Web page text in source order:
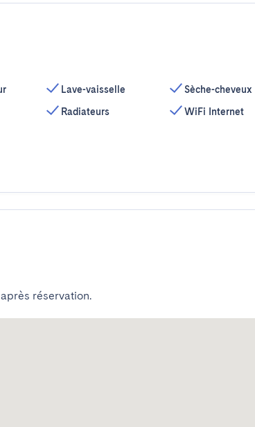
Lave-vaisselle
Radiateurs
Sèche-cheveux
WiFi Internet
réservation.